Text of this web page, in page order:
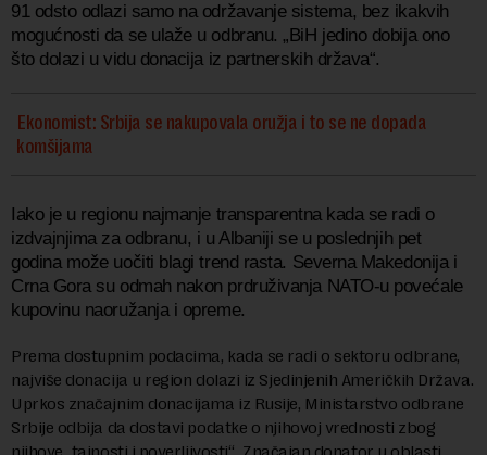
91 odsto odlazi samo na održavanje sistema, bez ikakvih
mogućnosti da se ulaže u odbranu. „BiH jedino dobija ono
što dolazi u vidu donacija iz partnerskih država“.
Ekonomist: Srbija se nakupovala oružja i to se ne dopada
komšijama
Iako je u regionu najmanje transparentna kada se radi o
izdvajnjima za odbranu, i u Albaniji se u poslednjih pet
godina može uočiti blagi trend rasta. Severna Makedonija i
Crna Gora su odmah nakon prdruživanja NATO-u povećale
kupovinu naoružanja i opreme.
Prema dostupnim podacima, kada se radi o sektoru odbrane,
najviše donacija u region dolazi iz Sjedinjenih Američkih Država.
Uprkos značajnim donacijama iz Rusije, Ministarstvo odbrane
Srbije odbija da dostavi podatke o njihovoj vrednosti zbog